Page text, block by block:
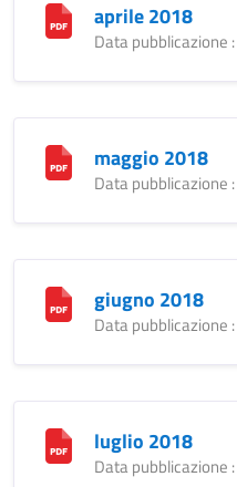
aprile 2018
Data pubblicazione
maggio 2018
Data pubblicazione
giugno 2018
Data pubblicazione
luglio 2018
Data pubblicazione